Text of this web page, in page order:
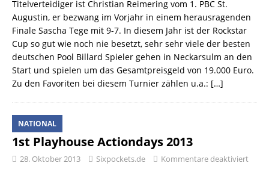
Titelverteidiger ist Christian Reimering vom 1. PBC St.
Augustin, er bezwang im Vorjahr in einem herausragenden
Finale Sascha Tege mit 9-7. In diesem Jahr ist der Rockstar
Cup so gut wie noch nie besetzt, sehr sehr viele der besten
deutschen Pool Billard Spieler gehen in Neckarsulm an den
Start und spielen um das Gesamtpreisgeld von 19.000 Euro.
Zu den Favoriten bei diesem Turnier zählen u.a.: […]
NATIONAL
1st Playhouse Actiondays 2013
28. Oktober 2013 Sixpockets.de Kommentare deaktiviert